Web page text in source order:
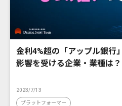
金利4%超の「アップル銀行
影響を受ける企業・業種は？
2023/7/13
プラットフォーマー